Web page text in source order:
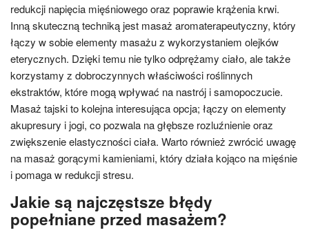
redukcji napięcia mięśniowego oraz poprawie krążenia krwi.
Inną skuteczną techniką jest masaż aromaterapeutyczny, który
łączy w sobie elementy masażu z wykorzystaniem olejków
eterycznych. Dzięki temu nie tylko odprężamy ciało, ale także
korzystamy z dobroczynnych właściwości roślinnych
ekstraktów, które mogą wpływać na nastrój i samopoczucie.
Masaż tajski to kolejna interesująca opcja; łączy on elementy
akupresury i jogi, co pozwala na głębsze rozluźnienie oraz
zwiększenie elastyczności ciała. Warto również zwrócić uwagę
na masaż gorącymi kamieniami, który działa kojąco na mięśnie
i pomaga w redukcji stresu.
Jakie są najczęstsze błędy
popełniane przed masażem?